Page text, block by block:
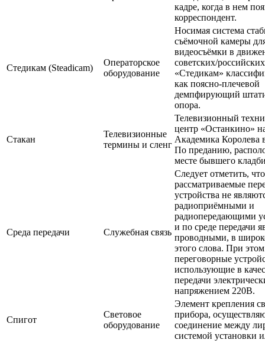
кадре, когда в нем
корреспондент.
Стедикам (Steadicam)
Операторское
оборудование
Носимая система
съёмочной камеры
видеосъёмки в
советских/
«Стедикам»
как поясно-плечевой
демпфирующий
опора.
Стакан
Телевизионные
термины и сленг
Телевизионный
центр «Останкино»
Академика Королева
По преданию,
месте бывшего
Среда передачи Служебная связь
Следует отметить, что
рассматриваемые
устройства не
радиоприёмными и
радиопередающими
и по среде передачи
проводными, в
этого слова. При
переговорные
использующие в
передачи
напряжением 220В.
Спигот
Световое
оборудование
Элемент крепления
прибора,
соединение между
системой установки